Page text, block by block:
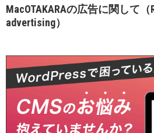
MacOTAKARAの広告に関して（
advertising）